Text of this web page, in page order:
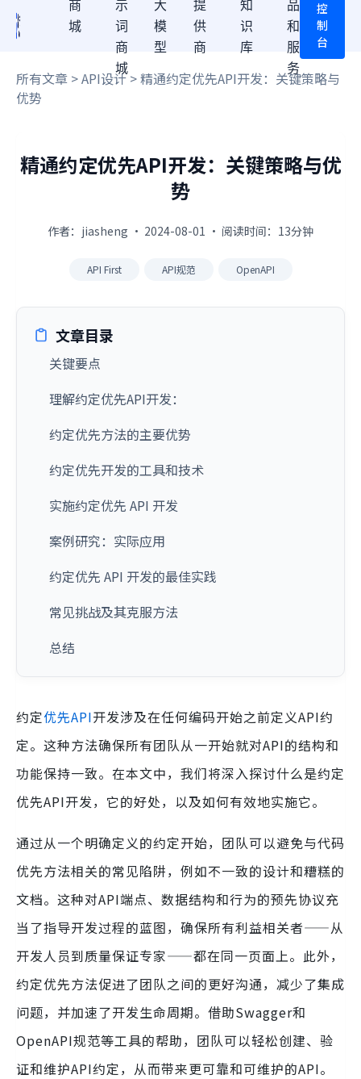
商
城
示
词
商
城
大
模
型
提
供
商
知
识
库
品
和
服
务
控
制
台
所有文章 >API设计> 精通约定优先API开发：关键策略与
优势
精通约定优先API开发：关键策略与优
势
作者：jiasheng · 2024-08-01 · 阅读时间：13分钟
API First API规范 OpenAPI
文章目录
关键要点
理解约定优先API开发：
约定优先方法的主要优势
约定优先开发的工具和技术
实施约定优先 API 开发
案例研究：实际应用
约定优先 API 开发的最佳实践
常见挑战及其克服方法
总结
约定优先API开发涉及在任何编码开始之前定义API约
定。这种方法确保所有团队从一开始就对API的结构和
功能保持一致。在本文中，我们将深入探讨什么是约定
优先API开发，它的好处，以及如何有效地实施它。
通过从一个明确定义的约定开始，团队可以避免与代码
优先方法相关的常见陷阱，例如不一致的设计和糟糕的
文档。这种对API端点、数据结构和行为的预先协议充
当了指导开发过程的蓝图，确保所有利益相关者——从
开发人员到质量保证专家——都在同一页面上。此外，
约定优先方法促进了团队之间的更好沟通，减少了集成
问题，并加速了开发生命周期。借助Swagger和
OpenAPI规范等工具的帮助，团队可以轻松创建、验
证和维护API约定，从而带来更可靠和可维护的API。